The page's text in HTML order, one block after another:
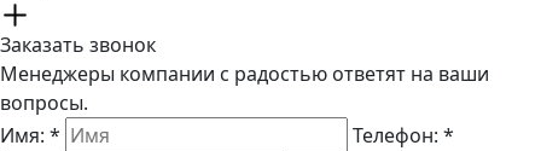
Заказать звонок
Менеджеры компании с радостью ответят на ваши
вопросы.
Имя: * Телефон: *